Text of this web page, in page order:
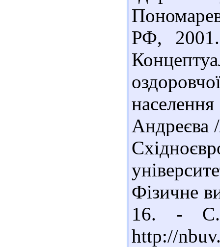
РФ,
Андреєва
Фізичне
16. - С.
http://